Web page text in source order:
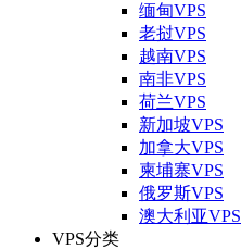
缅甸VPS
老挝VPS
越南VPS
南非VPS
荷兰VPS
新加坡VPS
加拿大VPS
柬埔寨VPS
俄罗斯VPS
澳大利亚VPS
VPS分类